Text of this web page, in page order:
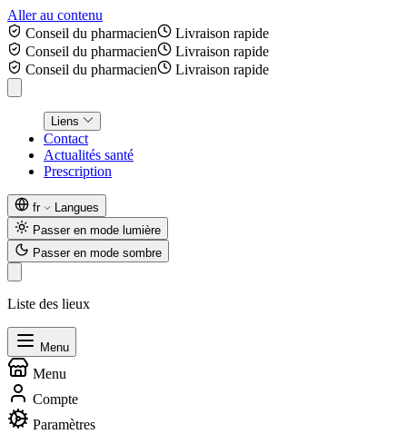
Aller au contenu
Conseil du pharmacien
Livraison rapide
Conseil du pharmacien
Livraison rapide
Conseil du pharmacien
Livraison rapide
Liens
Contact
Actualités santé
Prescription
fr
Langues
Passer en mode lumière
Passer en mode sombre
Liste des lieux
Menu
Menu
Compte
Paramètres